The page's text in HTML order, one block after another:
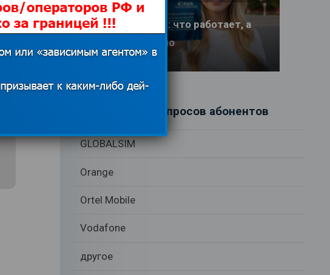
Интернет в Китае: что работает, а
что заблокировано
17.06.2026
Рубрики вопросов абонентов
GLOBALSIM
Orange
Ortel Mobile
Vodafone
другое